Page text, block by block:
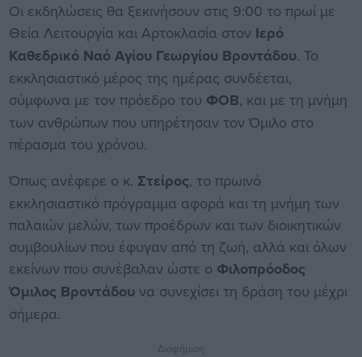
Οι εκδηλώσεις θα ξεκινήσουν στις 9:00 το πρωί με
Θεία Λειτουργία και Αρτοκλασία στον Ιερό
Καθεδρικό Ναό Αγίου Γεωργίου Βροντάδου. Το
εκκλησιαστικό μέρος της ημέρας συνδέεται,
σύμφωνα με τον πρόεδρο του ΦΟΒ, και με τη μνήμη
των ανθρώπων που υπηρέτησαν τον Όμιλο στο
πέρασμα του χρόνου.
Όπως ανέφερε ο κ. Στείρος, το πρωινό
εκκλησιαστικό πρόγραμμα αφορά και τη μνήμη των
παλαιών μελών, των προέδρων και των διοικητικών
συμβουλίων που έφυγαν από τη ζωή, αλλά και όλων
εκείνων που συνέβαλαν ώστε ο Φιλοπρόοδος
Όμιλος Βροντάδουνα συνεχίσει τη δράση του μέχρι
σήμερα.
Διαφήμιση